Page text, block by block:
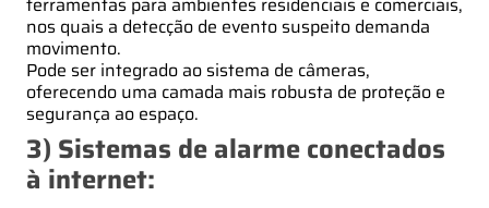
nos quais a detecção de evento suspeito demanda
movimento.
Pode ser integrado ao sistema de câmeras,
oferecendo uma camada mais robusta de proteção e
segurança ao espaço.
3) Sistemas de alarme conectados
à internet: